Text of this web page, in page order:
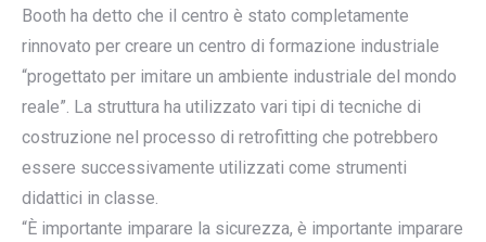
Booth ha detto che il centro è stato completamente
rinnovato per creare un centro di formazione industriale
“progettato per imitare un ambiente industriale del mondo
reale”. La struttura ha utilizzato vari tipi di tecniche di
costruzione nel processo di retrofitting che potrebbero
essere successivamente utilizzati come strumenti
didattici in classe.
“È importante imparare la sicurezza, è importante imparare